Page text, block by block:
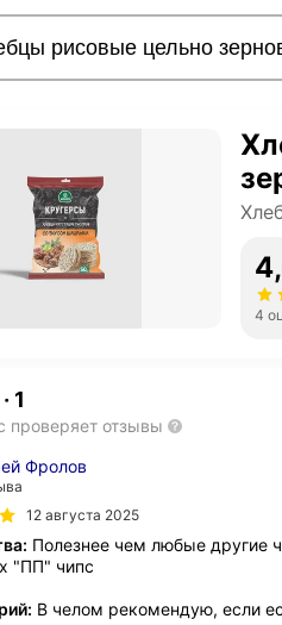
4
· 1
проверяет отзывы
Фролов
12 августа 2025
Полезнее чем любые другие
"ПП" чипс
В челом рекомендую, если